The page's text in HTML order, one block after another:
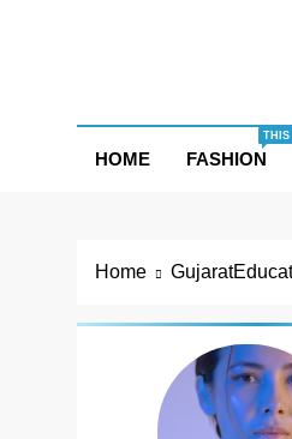
HOME FASHION
THIS
Home